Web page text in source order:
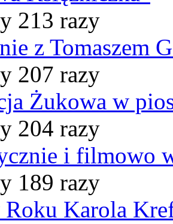
213 razy
z Tomaszem
207 razy
Żukowa w
204 razy
i filmowo
189 razy
Karola